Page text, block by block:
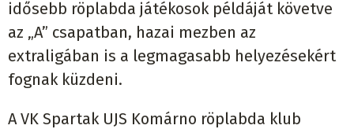
idősebb röplabda játékosok példáját követve
az „A” csapatban, hazai mezben az
extraligában is a legmagasabb helyezésekért
fognak küzdeni.
A VK Spartak UJS Komárno röplabda klub